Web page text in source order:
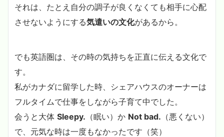
それは、たとえ自分の調子が良くなくても相手に心配
させないようにする気遣いの文化があるから。
でも英語圏は、その時の気持ちを正直に伝える文化で
す。
私がカナダに留学した時、シェアハウスのオーナーは
フルタイムで仕事をしながら子育て中でした。
会うと大体 Sleepy. （眠い）か Not bad. （悪くない）
で、元気な時は一度もなかったです（笑）